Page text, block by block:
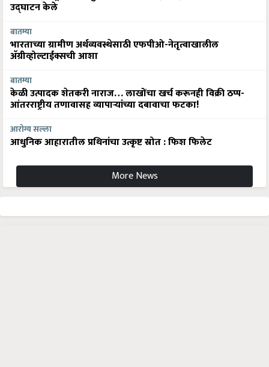
उद्घाटन केले
बातम्या
भारताच्या ग्रामीण अर्थव्यवस्थेसाठी एफपीओ-नेतृत्वाखालील
अ‍ॅग्रीव्होल्टाईक्सची आशा
बातम्या
केळी उत्पादक शेतकरी नाराज… लाखोंचा खर्च करूनही विक्री ठप्प-
आंतरराष्ट्रीय तणावासह व्यापाऱ्यांच्या दबावाचा फटका!
आरोग्य सल्ला
आधुनिक आहारातील प्रथिनांचा उत्कृष्ट स्रोत : फिश फिलेट
More News